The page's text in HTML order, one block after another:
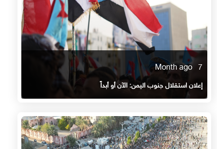
7 Month ago
إعلان استقلال جنوب اليمن: الآن أو أبداً